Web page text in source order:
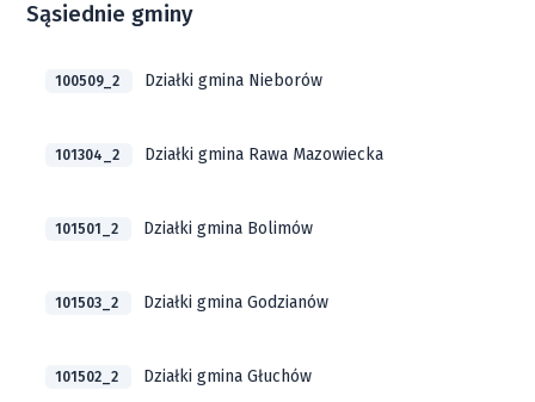
Sąsiednie gminy
100509_2 Działki gmina Nieborów
101304_2 Działki gmina Rawa Mazowiecka
101501_2 Działki gmina Bolimów
101503_2 Działki gmina Godzianów
101502_2 Działki gmina Głuchów